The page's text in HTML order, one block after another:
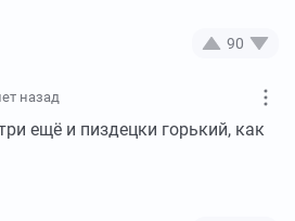
90
назад
ещё и пиздецки горький, как